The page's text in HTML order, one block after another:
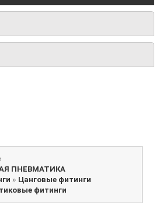
ПНЕВМАТИКА
» Цанговые фитинги
фитинги